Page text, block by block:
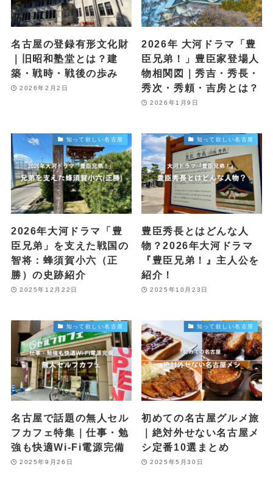
名古屋の登録有形文化財
｜旧昭和塾堂とは？建
築・戦時・戦後の歩み
2026年2月2日
2026年 大河ドラマ「豊
臣兄弟！」豊臣家登場人
物相関図｜秀吉・秀長・
秀次・秀頼・吉房とは？
2026年1月9日
知って欲しい名古屋
2026年大河ドラマ「豊
臣兄弟」を支えた戦国の
智将：蜂須賀小六（正
勝）の史跡紹介
2025年12月22日
知って欲しい名古屋
豊臣秀長とはどんな人
物？2026年大河ドラマ
『豊臣兄弟！』主人公を
紹介！
2025年10月23日
知って欲しい名古屋
名古屋で話題の無人セル
フカフェ特集｜仕事・勉
強も快適Wi-Fi電源完備
2025年9月26日
知って欲しい名古屋
初めての名古屋グルメ旅
｜絶対外せない名古屋メ
シ定番10選まとめ
2025年5月30日